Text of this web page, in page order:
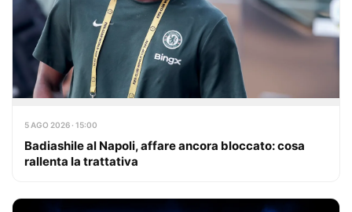
5 AGO 2026 · 15:00
Badiashile al Napoli, affare ancora bloccato: cosa
rallenta la trattativa